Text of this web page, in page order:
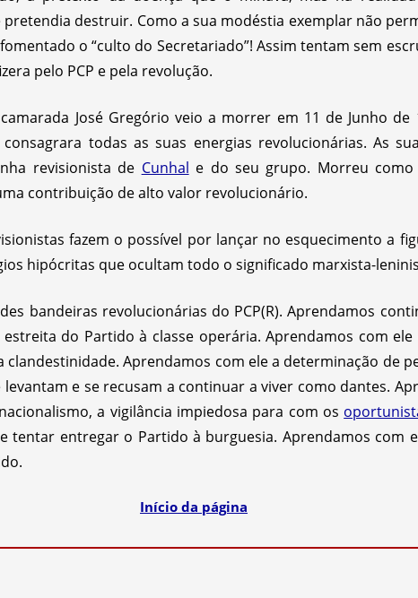
destruir. Como a sua modéstia exemplar não
o “culto do Secretariado”! Assim tentam sem
pelo PCP e pela revolução.
José Gregório veio a morrer em 11 de Junho
todas as suas energias revolucionárias. As
revisionista de Cunhal e do seu grupo. Morreu
contribuição de alto valor revolucionário.
fazem o possível por lançar no esquecimento a
hipócritas que ocultam todo o significado marxista-
bandeiras revolucionárias do PCP(R). Aprendamos
do Partido à classe operária. Aprendamos com
Aprendamos com ele a determinação de
e se recusam a continuar a viver como dantes.
a vigilância impiedosa para com os
tentar entregar o Partido à burguesia. Aprendamos com
Início da página